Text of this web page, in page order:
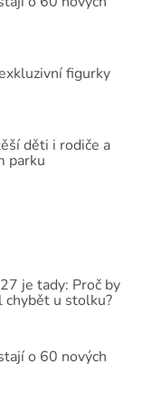
figurky
děti i rodiče a
parku
je tady: Proč by
chybět u stolku?
o 60 nových